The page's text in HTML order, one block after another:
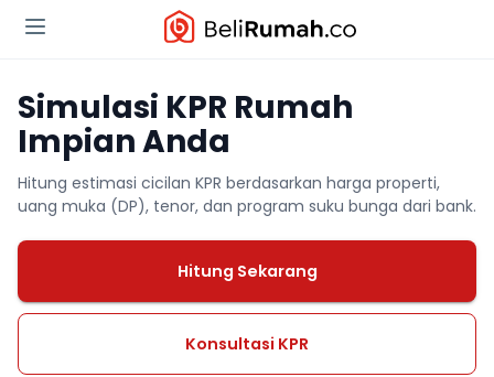
Simulasi KPR Rumah
Impian Anda
Hitung estimasi cicilan KPR berdasarkan harga properti,
uang muka (DP), tenor, dan program suku bunga dari bank.
Hitung Sekarang
Konsultasi KPR